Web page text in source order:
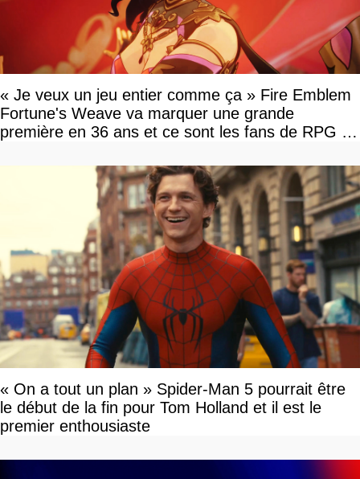
« Je veux un jeu entier comme ça » Fire Emblem
Fortune's Weave va marquer une grande
première en 36 ans et ce sont les fans de RPG en
« On a tout un plan » Spider-Man 5 pourrait être
le début de la fin pour Tom Holland et il est le
premier enthousiaste